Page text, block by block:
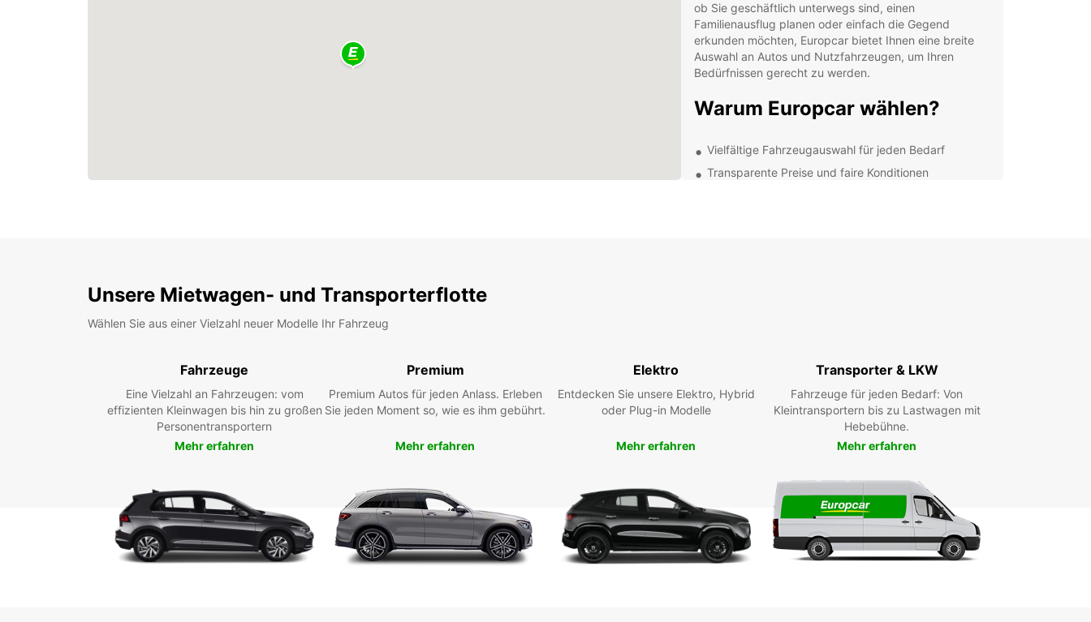
ob Sie geschäftlich unterwegs sind, einen
Familienausflug planen oder einfach die Gegend
erkunden möchten, Europcar bietet Ihnen eine breite
Auswahl an Autos und Nutzfahrzeugen, um Ihren
Bedürfnissen gerecht zu werden.
Warum Europcar wählen?
Vielfältige Fahrzeugauswahl für jeden Bedarf
Transparente Preise und faire Konditionen
Unsere Mietwagen- und Transporterflotte
Wählen Sie aus einer Vielzahl neuer Modelle Ihr Fahrzeug
Fahrzeuge
Eine Vielzahl an Fahrzeugen: vom
effizienten Kleinwagen bis hin zu großen
Personentransportern
Mehr erfahren
Premium
Premium Autos für jeden Anlass. Erleben
Sie jeden Moment so, wie es ihm gebührt.
Mehr erfahren
Elektro
Entdecken Sie unsere Elektro, Hybrid
oder Plug-in Modelle
Mehr erfahren
Transporter & LKW
Fahrzeuge für jeden Bedarf: Von
Kleintransportern bis zu Lastwagen mit
Hebebühne.
Mehr erfahren